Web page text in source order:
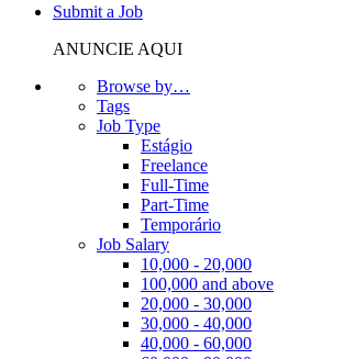
Submit a Job
ANUNCIE AQUI
Browse by…
Tags
Job Type
Estágio
Freelance
Full-Time
Part-Time
Temporário
Job Salary
10,000 - 20,000
100,000 and above
20,000 - 30,000
30,000 - 40,000
40,000 - 60,000